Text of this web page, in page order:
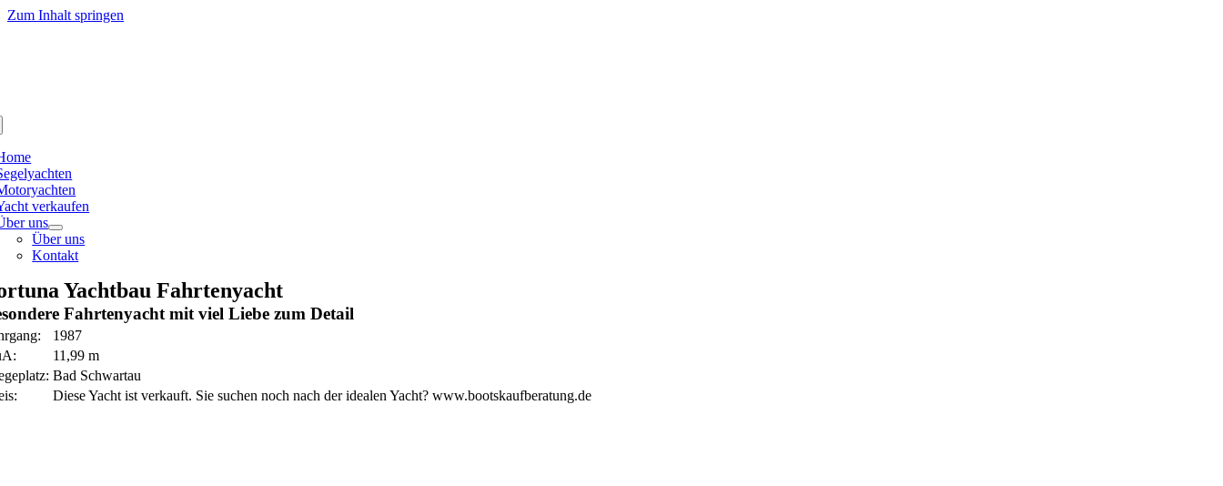
Zum Inhalt springen
verkaufen
uns
Über uns
Kontakt
Yachtbau Fahrtenyacht
Fahrtenyacht mit viel Liebe zum Detail
1987
11,99 m
Bad Schwartau
Diese Yacht ist verkauft. Sie suchen noch nach der idealen Yacht? www.bootskaufberatung.de